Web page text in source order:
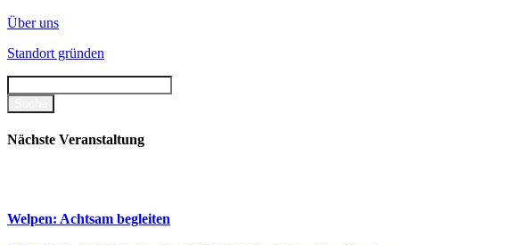
Über uns
Standort gründen
Nächste Veranstaltung
Welpen: Achtsam begleiten